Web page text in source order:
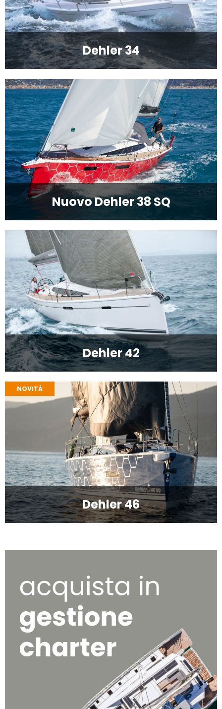
Dehler 34
Nuovo Dehler 38 SQ
Dehler 42
Dehler 46
NOVITÀ